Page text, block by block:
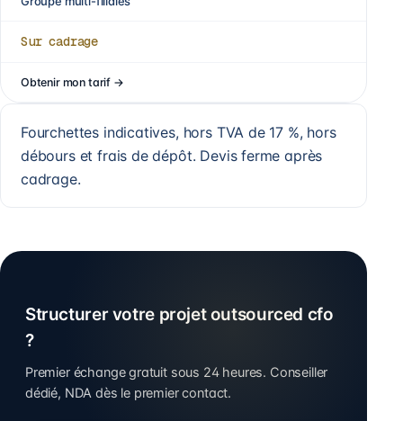
Sur cadrage
Obtenir mon tarif →
Fourchettes indicatives, hors TVA de 17 %, hors
débours et frais de dépôt. Devis ferme après
cadrage.
Structurer votre projet outsourced cfo
?
Premier échange gratuit sous 24 heures. Conseiller
dédié, NDA dès le premier contact.